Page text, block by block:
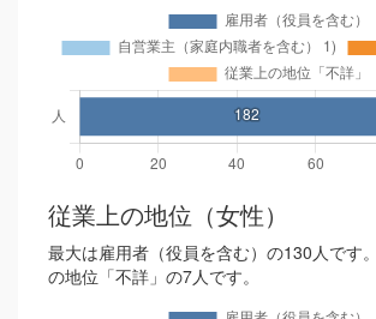
従業上の地位（女性）
最大は雇用者（役員を含む）の130人です
の地位「不詳」の7人です。